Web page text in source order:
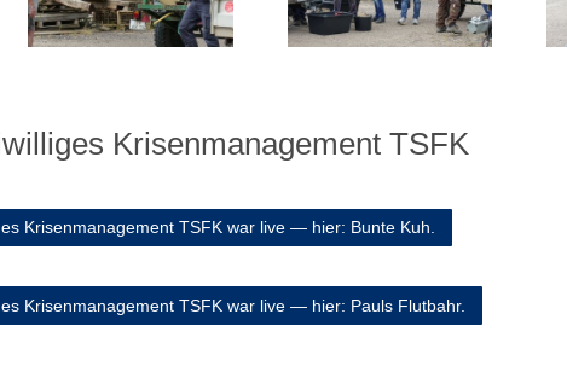
Krisenmanagement TSFK
Krisenmanagement TSFK war live — hier: Bunte Kuh.
Krisenmanagement TSFK war live — hier: Pauls Flutbahr.